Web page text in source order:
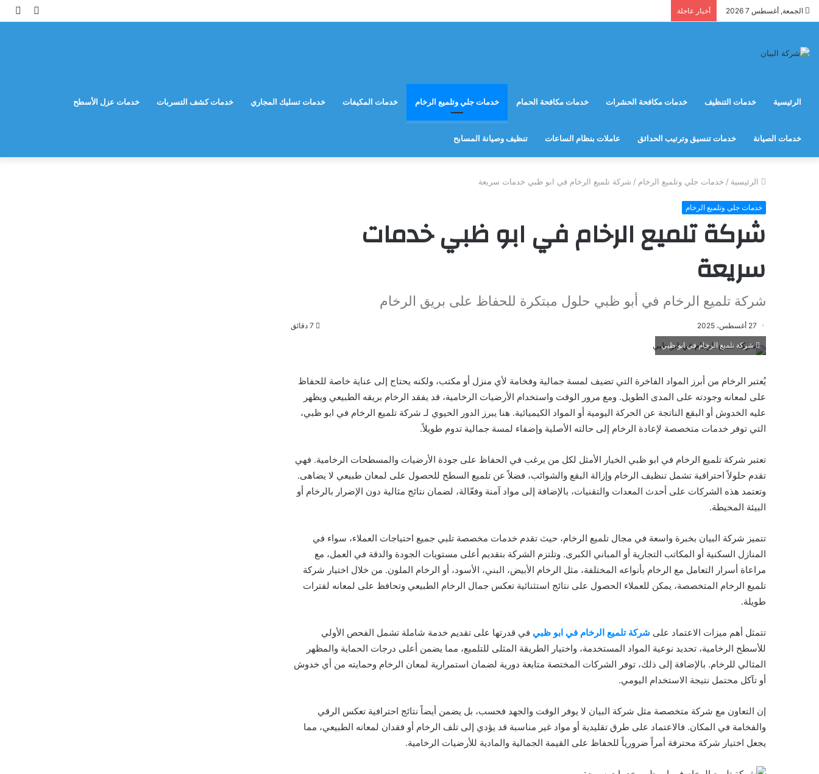
الجمعة, أغسطس 7 2026 أخبار عاجلة
مقال
الرئيسية خدمات التنظيف خدمات مكافحة الحشرات خدمات مكافحة الحمام خدمات جلي وتلميع الرخام خدمات المكيفات خدمات تسليك المجاري خدمات كشف التسربات خدمات عزل الأسطح
خدمات الصيانة خدمات تنسيق وترتيب الحدائق عاملات بنظام الساعات تنظيف وصيانة المسابح
الرئيسية / خدمات جلي وتلميع الرخام / شركة تلميع الرخام في ابو ظبي خدمات سريعة
خدمات جلي وتلميع الرخام
شركة تلميع الرخام في ابو ظبي خدمات
سريعة
شركة تلميع الرخام في أبو ظبي حلول مبتكرة للحفاظ على بريق الرخام
27 أغسطس، 2025
شركة تلميع الرخام في ابو ظبي
يُعتبر الرخام من أبرز المواد الفاخرة التي تضيف لمسة جمالية وفخامة لأي منزل أو مكتب، ولكنه يحتاج إلى عناية خاصة للحفاظ
على لمعانه وجودته على المدى الطويل. ومع مرور الوقت واستخدام الأرضيات الرخامية، قد يفقد الرخام بريقه الطبيعي ويظهر
عليه الخدوش أو البقع الناتجة عن الحركة اليومية أو المواد الكيميائية. هنا يبرز الدور الحيوي لـ شركة تلميع الرخام في ابو ظبي،
التي توفر خدمات متخصصة لإعادة الرخام إلى حالته الأصلية وإضفاء لمسة جمالية تدوم طويلاً.
تعتبر شركة تلميع الرخام في ابو ظبي الخيار الأمثل لكل من يرغب في الحفاظ على جودة الأرضيات والمسطحات الرخامية. فهي
تقدم حلولاً احترافية تشمل تنظيف الرخام وإزالة البقع والشوائب، فضلاً عن تلميع السطح للحصول على لمعان طبيعي لا يضاهى.
وتعتمد هذه الشركات على أحدث المعدات والتقنيات، بالإضافة إلى مواد آمنة وفعّالة، لضمان نتائج مثالية دون الإضرار بالرخام أو
البيئة المحيطة.
تتميز شركة البيان بخبرة واسعة في مجال تلميع الرخام، حيث تقدم خدمات مخصصة تلبي جميع احتياجات العملاء، سواء في
المنازل السكنية أو المكاتب التجارية أو المباني الكبرى. وتلتزم الشركة بتقديم أعلى مستويات الجودة والدقة في العمل، مع
مراعاة أسرار التعامل مع الرخام بأنواعه المختلفة، مثل الرخام الأبيض، البني، الأسود، أو الرخام الملون. من خلال اختيار شركة
تلميع الرخام المتخصصة، يمكن للعملاء الحصول على نتائج استثنائية تعكس جمال الرخام الطبيعي وتحافظ على لمعانه لفترات
طويلة.
تتمثل أهم ميزات الاعتماد على شركة تلميع الرخام في ابو ظبي في قدرتها على تقديم خدمة شاملة تشمل الفحص الأولي
للأسطح الرخامية، تحديد نوعية المواد المستخدمة، واختيار الطريقة المثلى للتلميع، مما يضمن أعلى درجات الحماية والمظهر
المثالي للرخام. بالإضافة إلى ذلك، توفر الشركات المختصة متابعة دورية لضمان استمرارية لمعان الرخام وحمايته من أي خدوش
أو تآكل محتمل نتيجة الاستخدام اليومي.
إن التعاون مع شركة متخصصة مثل شركة البيان لا يوفر الوقت والجهد فحسب، بل يضمن أيضاً نتائج احترافية تعكس الرقي
والفخامة في المكان. فالاعتماد على طرق تقليدية أو مواد غير مناسبة قد يؤدي إلى تلف الرخام أو فقدان لمعانه الطبيعي، مما
يجعل اختيار شركة محترفة أمراً ضرورياً للحفاظ على القيمة الجمالية والمادية للأرضيات الرخامية.